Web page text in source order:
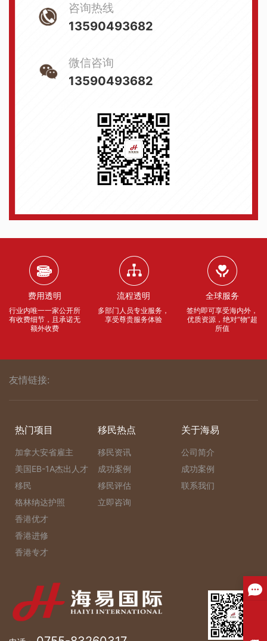
咨询热线
13590493682
微信咨询
13590493682
费用透明
行业内唯一一家公开所
有收费细节，且承诺无
额外收费
流程透明
多部门人员专业服务，
享受尊贵服务体验
全球服务
签约即可享受海内外，
优质资源，绝对“物”超
所值
友情链接:
热门项目
加拿大安省雇主
美国EB-1A杰出人才
移民
格林纳达护照
香港优才
香港进修
香港专才
移民热点
移民资讯
成功案例
移民评估
立即咨询
关于海易
公司简介
成功案例
联系我们